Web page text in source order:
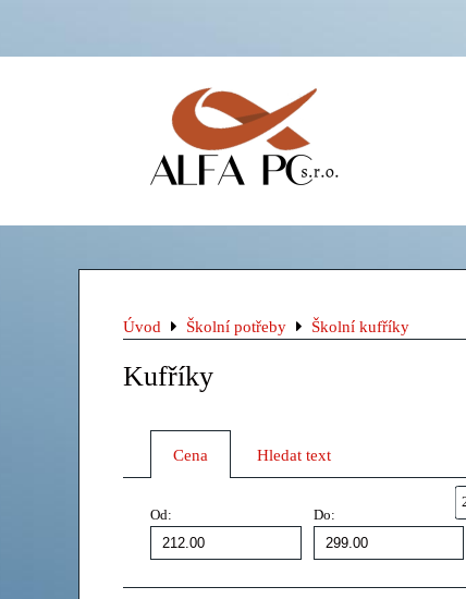
Úvod Školní potřeby Školní kufříky
Kufříky
Cena Hledat text
Od: Do: